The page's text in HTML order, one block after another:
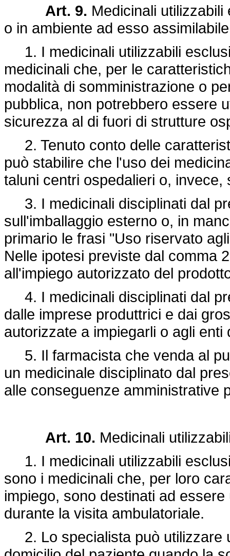
Art. 9. Medicinali
o in ambiente ad esso
1. I medicinali utilizzabili
medicinali che, per le
modalità di somministrazione o
pubblica, non potrebbero essere
sicurezza al di fuori di strutture
2. Tenuto conto delle
può stabilire che l'uso dei
taluni centri ospedalieri o,
3. I medicinali disciplinati dal
sull'imballaggio esterno o, in
primario le frasi "Uso riservato
Nelle ipotesi previste dal comma
all'impiego autorizzato del
4. I medicinali disciplinati dal
dalle imprese produttrici e dai
autorizzate a impiegarli o agli
5. Il farmacista che venda al
un medicinale disciplinato dal
alle conseguenze amministrative
Art. 10. Medicinali
1. I medicinali utilizzabili
sono i medicinali che, per loro
impiego, sono destinati ad
durante la visita ambulatoriale.
2. Lo specialista può utilizzare